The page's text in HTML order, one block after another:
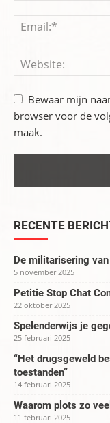
Bewaar mijn
browser voor de
maak.
RECENTE
De militarisering
5 november 2025
Petitie Stop Chat
22 oktober 2025
Spelenderwijs je
25 februari 2025
“Het drugsgeweld
toestanden”
14 februari 2025
Waarom plots zo
11 februari 2025